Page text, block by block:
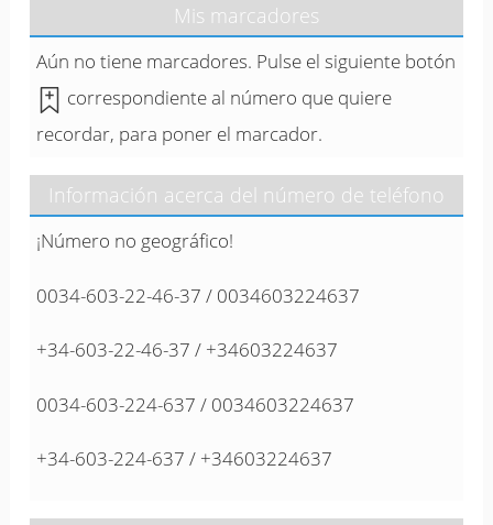
Mis marcadores
Aún no tiene marcadores. Pulse el siguiente botón
correspondiente al número que quiere
recordar, para poner el marcador.
Información acerca del número de teléfono
¡Número no geográfico!
0034-603-22-46-37 / 0034603224637
+34-603-22-46-37 / +34603224637
0034-603-224-637 / 0034603224637
+34-603-224-637 / +34603224637